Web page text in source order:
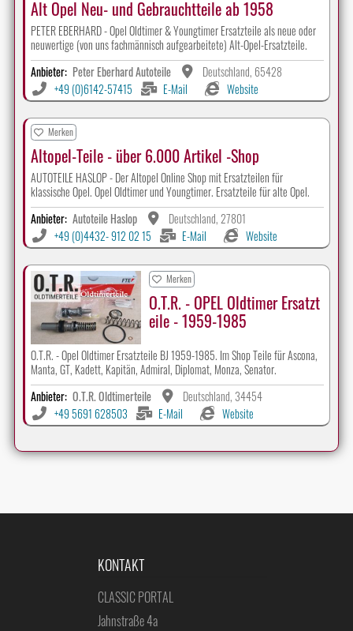
Alt Opel Neu- und Gebrauchtteile ab 1958
PETER EBERHARD - Opel Oldtimer & Youngtimer Ersatzteile als neue oder
neuwertige (von uns fachmännisch aufgearbeitete) Alt-Opel-Ersatzteile.
Anbieter: Peter Eberhard Autoteile
Deutschland, 65428
+49 (0)6142-57415
E-Mail Website
Merken
Altopel-Teile - über 6.000 Artikel -Shop
AUTOTEILE HASLOP - Der Altopel Online Shop mit Ersatzteilen für
klassische Opel. Opel Oldtimer und Youngtimer. Ersatzteile für alte Opel.
Anbieter: Autoteile Haslop
Deutschland, 27801
+49 (0)4432- 912 02 15
E-Mail Website
Merken
O.T.R. - OPEL Oldtimer Ersatzt
eile - 1959-1985
O.T.R. - Opel Oldtimer Ersatzteile BJ 1959-1985. Im Shop Teile für Ascona,
Manta, GT, Kadett, Kapitän, Admiral, Diplomat, Monza, Senator.
Anbieter: O.T.R. Oldtimerteile
Deutschland, 34454
+49 5691 628503
E-Mail Website
KONTAKT
CLASSIC PORTAL
Jahnstraße 4a